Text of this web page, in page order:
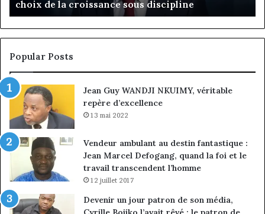
choix
de
la
croissance
sous
choix de la croissance sous discipline
à
la
Popular Posts
Jean Guy WANDJI NKUIMY, véritable
repère d’excellence
13 mai 2022
Vendeur ambulant au destin fantastique :
Jean Marcel Defogang, quand la foi et le
travail transcendent l’homme
12 juillet 2017
Devenir un jour patron de son média,